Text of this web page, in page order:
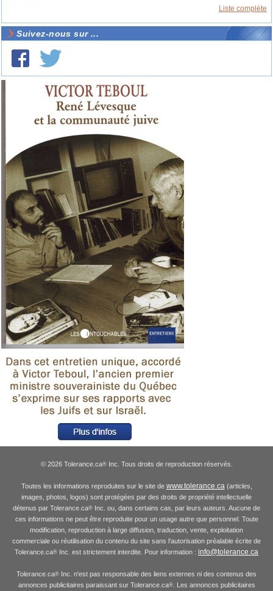
Liste complète
Suivez-nous sur ...
© 2026 Tolerance.ca®Inc. Tous droits de reproduction réservés.
Toutes les informations reproduites sur le site de www.tolerance.ca(articles,
images, photos, logos) sont protégées par des droits de propriété intellectuelle
détenus par Tolerance.ca® Inc. ou, dans certains cas, par leurs auteurs. Aucune de
ces informations ne peut être reproduite pour un usage autre que personnel. Toute
modification, reproduction à large diffusion, traduction, vente, exploitation
commerciale ou réutilisation du contenu du site sans l'autorisation préalable écrite de
Tolerance.ca® Inc. est strictement interdite. Pour information : info@tolerance.ca
Tolerance.ca® Inc. n'est pas responsable des liens externes ni des contenus des
annonces publicitaires paraissant sur Tolerance.ca®. Les annonces publicitaires